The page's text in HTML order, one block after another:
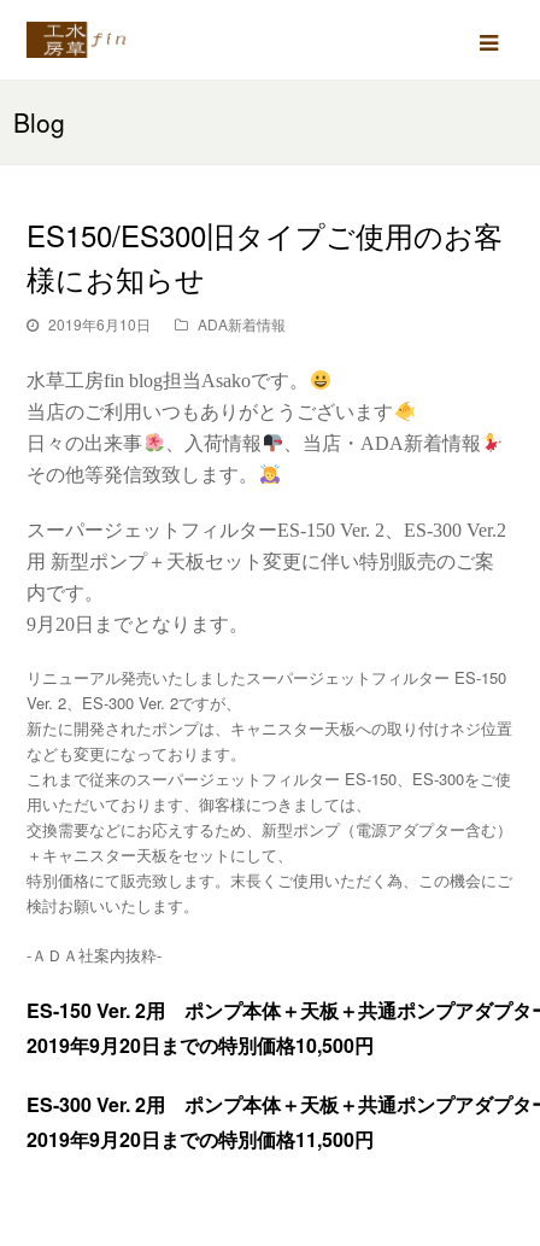
Blog
ES150/ES300旧タイプご使用のお客
様にお知らせ
2019年6月10日 ADA新着情報
水草工房fin blog担当Asakoです。
当店のご利用いつもありがとうございます
日々の出来事
、入荷情報
、当店・ADA新着情報
その他等発信致致します。
スーパージェットフィルターES-150 Ver. 2、ES-300 Ver.2
用 新型ポンプ＋天板セット変更に伴い特別販売のご案
内です。
9月20日までとなります。
リニューアル発売いたしましたスーパージェットフィルター ES-150
Ver. 2、ES-300 Ver. 2ですが、
新たに開発されたポンプは、キャニスター天板への取り付けネジ位置
なども変更になっております。
これまで従来のスーパージェットフィルター ES-150、ES-300をご使
用いただいております、御客様につきましては、
交換需要などにお応えするため、新型ポンプ（電源アダプター含む）
＋キャニスター天板をセットにして、
特別価格にて販売致します。末長くご使用いただく為、この機会にご
検討お願いいたします。
-ＡＤＡ社案内抜粋-
ES-150 Ver. 2用 ポンプ本体＋天板＋共通ポンプアダプタ
2019年9月20日までの特別価格10,500円
ES-300 Ver. 2用 ポンプ本体＋天板＋共通ポンプアダプタ
2019年9月20日までの特別価格11,500円